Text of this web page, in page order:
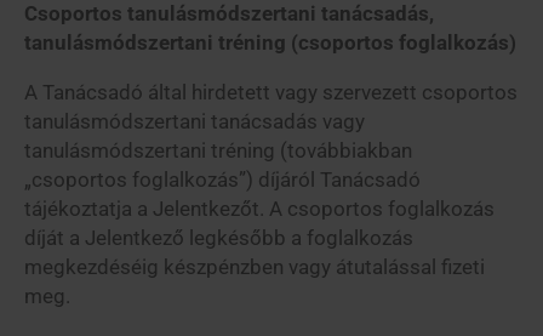
Csoportos tanulásmódszertani tanácsadás,
tanulásmódszertani tréning (csoportos foglalkozás)
A Tanácsadó által hirdetett vagy szervezett csoportos
tanulásmódszertani tanácsadás vagy
tanulásmódszertani tréning (továbbiakban
„csoportos foglalkozás”) díjáról Tanácsadó
tájékoztatja a Jelentkezőt. A csoportos foglalkozás
díját a Jelentkező legkésőbb a foglalkozás
megkezdéséig készpénzben vagy átutalással fizeti
meg.